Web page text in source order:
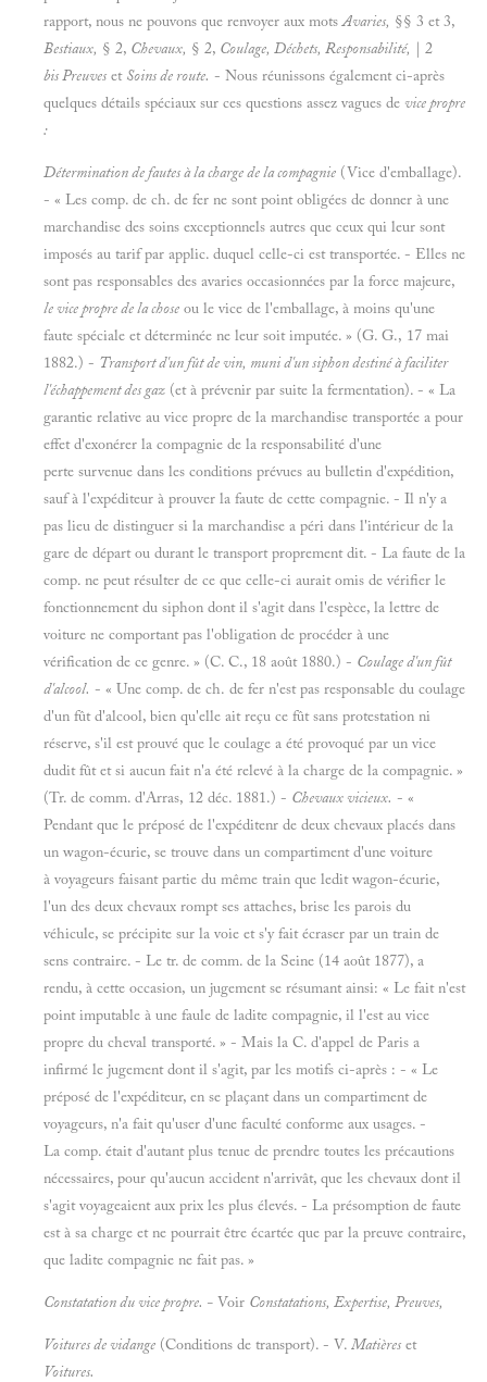
rapport, nous ne pouvons que renvoyer aux motsAvaries, §§ 3 et 3,
Bestiaux, § 2, Chevaux, § 2, Coulage, Déchets, Responsabilité, | 2
bis Preuves et Soins de route. - Nous réunissons également ci-après
quelques détails spéciaux sur ces questions assez vagues de vice propre
:
Détermination de fautes à la charge de la compagnie (Vice d'emballage).
- « Les comp. de ch. de fer ne sont point obligées de donner à une
marchandise des soins exceptionnels autres que ceux qui leur sont
imposés au tarif par applic. duquel celle-ci est transportée. - Elles ne
sont pas responsables des avaries occasionnées par la force majeure,
le vice propre de la chose ou le vice de l'emballage, à moins qu'une
faute spéciale et déterminée ne leur soit imputée. » (G. G., 17 mai
1882.) - Transport d'un fût de vin, muni d'un siphon destiné à faciliter
l'échappement des gaz (et à prévenir par suite la fermentation). - « La
garantie relative au vice propre de la marchandise transportée a pour
effet d'exonérer la compagnie de la responsabilité d'une
perte survenue dans les conditions prévues au bulletin d'expédition,
sauf à l'expéditeur à prouver la faute de cette compagnie. - Il n'y a
pas lieu de distinguer si la marchandise a péri dans l'intérieur de la
gare de départ ou durant le transport proprement dit. - La faute de la
comp. ne peut résulter de ce que celle-ci aurait omis de vérifier le
fonctionnement du siphon dont il s'agit dans l'espèce, la lettre de
voiture ne comportant pas l'obligation de procéder à une
vérification de ce genre. » (C. C., 18 août 1880.) - Coulage d'un fût
d'alcool. - « Une comp. de ch. de fer n'est pas responsable du coulage
d'un fût d'alcool, bien qu'elle ait reçu ce fût sans protestation ni
réserve, s'il est prouvé que le coulage a été provoqué par un vice
dudit fût et si aucun fait n'a été relevé à la charge de la compagnie. »
(Tr. de comm. d'Arras, 12 déc. 1881.) - Chevaux vicieux. - «
Pendant que le préposé de l'expéditenr de deux chevaux placés dans
un wagon-écurie, se trouve dans un compartiment d'une voiture
à voyageurs faisant partie du même train que ledit wagon-écurie,
l'un des deux chevaux rompt ses attaches, brise les parois du
véhicule, se précipite sur la voie et s'y fait écraser par un train de
sens contraire. - Le tr. de comm. de la Seine (14 août 1877), a
rendu, à cette occasion, un jugement se résumant ainsi: « Le fait n'est
point imputable à une faule de ladite compagnie, il l'est au vice
propre du cheval transporté. » - Mais la C. d'appel de Paris a
infirmé le jugement dont il s'agit, par les motifs ci-après : - « Le
préposé de l'expéditeur, en se plaçant dans un compartiment de
voyageurs, n'a fait qu'user d'une faculté conforme aux usages. -
La comp. était d'autant plus tenue de prendre toutes les précautions
nécessaires, pour qu'aucun accident n'arrivât, que les chevaux dont il
s'agit voyageaient aux prix les plus élevés. - La présomption de faute
est à sa charge et ne pourrait être écartée que par la preuve contraire,
que ladite compagnie ne fait pas. »
Constatation du vice propre. - Voir Constatations, Expertise, Preuves,
Voitures de vidange (Conditions de transport). - V. Matières et
Voitures.